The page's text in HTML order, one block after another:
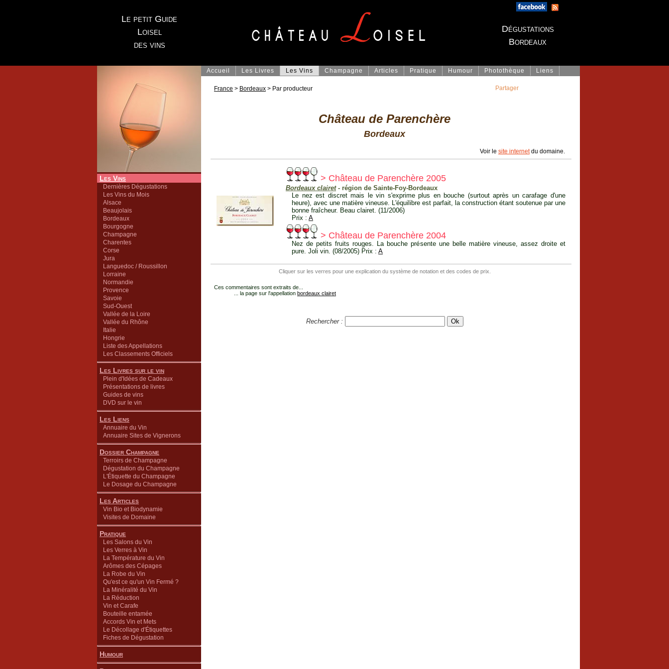
Le petit Guide
Loisel
des vins
Dégustations
Bordeaux
Les Vins
Dernières Dégustations
Les Vins du Mois
Alsace
Beaujolais
Bordeaux
Bourgogne
Champagne
Charentes
Corse
Jura
Languedoc / Roussillon
Lorraine
Normandie
Provence
Savoie
Sud-Ouest
Vallée de la Loire
Vallée du Rhône
Italie
Hongrie
Liste des Appellations
Les Classements Officiels
Les Livres sur le vin
Plein d'Idées de Cadeaux
Présentations de livres
Guides de vins
DVD sur le vin
Les Liens
Annuaire du Vin
Annuaire Sites de Vignerons
Dossier Champagne
Terroirs de Champagne
Dégustation du Champagne
L'Étiquette du Champagne
Le Dosage du Champagne
Les Articles
Vin Bio et Biodynamie
Visites de Domaine
Pratique
Les Salons du Vin
Les Verres à Vin
La Température du Vin
Arômes des Cépages
La Robe du Vin
Qu'est ce qu'un Vin Fermé ?
La Minéralité du Vin
La Réduction
Vin et Carafe
Bouteille entamée
Accords Vin et Mets
Le Décollage d'Étiquettes
Fiches de Dégustation
Humour
Accueil Les Livres Les Vins Champagne Articles Pratique Humour Photothèque Liens
France > Bordeaux > Par producteur
Château de Parenchère
Bordeaux
Voir le site internetdu domaine.
> Château de Parenchère 2005
Bordeaux clairet- région de Sainte-Foy-Bordeaux
Le nez est discret mais le vin s'exprime plus en bouche (surtout après un carafage d'une
heure), avec une matière vineuse. L'équilibre est parfait, la construction étant soutenue par une
bonne fraîcheur. Beau clairet. (11/2006)
Prix : A
> Château de Parenchère 2004
Nez de petits fruits rouges. La bouche présente une belle matière vineuse, assez droite et
pure. Joli vin. (08/2005) Prix : A
Cliquer sur les verres pour une explication du système de notation et des codes de prix.
Ces commentaires sont extraits de...
... la page sur l'appellation bordeaux clairet
Rechercher :
Partager